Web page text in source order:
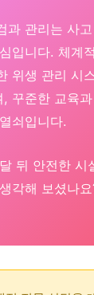
과 관리는 사
입니다. 체계
위생 관리 시
, 꾸준한 교육
쇠입니다.
뒤 안전한 시
각해 보셨나